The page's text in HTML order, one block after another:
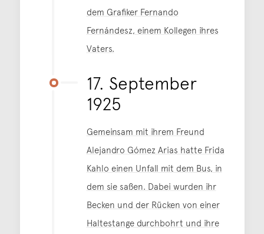
dem Grafiker Fernando
Fernándesz, einem Kollegen ihres
Vaters.
17. September
1925
Gemeinsam mit ihrem Freund
Alejandro Gómez Arias hatte Frida
Kahlo einen Unfall mit dem Bus, in
dem sie saßen. Dabei wurden ihr
Becken und der Rücken von einer
Haltestange durchbohrt und ihre